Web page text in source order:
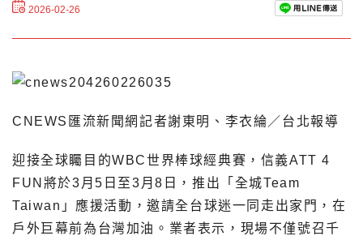
2026-02-26
CNEWS匯流新聞網記者謝東明、李衣綸／台北報導
迎接全球矚目的WBC世界棒球經典賽，信義ATT 4
FUN將於3月5日至3月8日，推出「全城Team
Taiwan」應援活動，邀請全台球迷一同走出家門，在
戶外巨幕前為台灣加油。業者表示，現場不僅號召千